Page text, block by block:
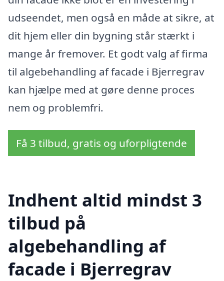
udseendet, men også en måde at sikre, at
dit hjem eller din bygning står stærkt i
mange år fremover. Et godt valg af firma
til algebehandling af facade i Bjerregrav
kan hjælpe med at gøre denne proces
nem og problemfri.
Få 3 tilbud, gratis og uforpligtende
Indhent altid mindst 3
tilbud på
algebehandling af
facade i Bjerregrav